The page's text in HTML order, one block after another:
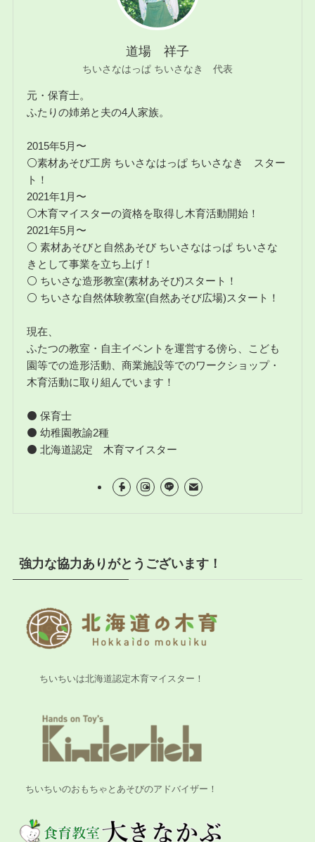
道場 祥子
ちいさなはっぱ ちいさなき 代表
元・保育士。
ふたりの姉弟と夫の4人家族。
2015年5月〜
⚪素材あそび工房 ちいさなはっぱ ちいさなき スター
ト！
2021年1月〜
⚪木育マイスターの資格を取得し木育活動開始！
2021年5月〜
⚪ 素材あそびと自然あそび ちいさなはっぱ ちいさな
きとして事業を立ち上げ！
⚪ ちいさな造形教室(素材あそび)スタート！
⚪ ちいさな自然体験教室(自然あそび広場)スタート！
現在、
ふたつの教室・自主イベントを運営する傍ら、こども
園等での造形活動、商業施設等でのワークショップ・
木育活動に取り組んでいます！
⚫ 保育士
⚫ 幼稚園教諭2種
⚫ 北海道認定 木育マイスター
強力な協力ありがとうございます！
ちいちいは北海道認定木育マイスター！
ちいちいのおもちゃとあそびのアドバイザー！